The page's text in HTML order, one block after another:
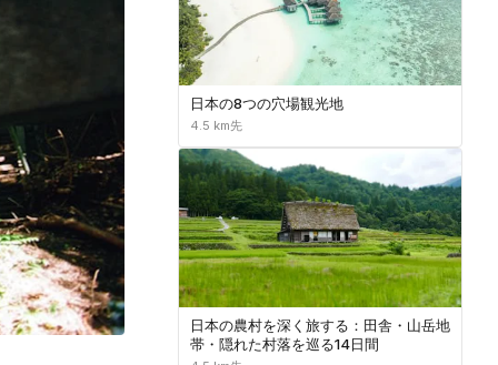
日本の8つの穴場観光地
4.5 km先
日本の農村を深く旅する：田舎・山岳地
帯・隠れた村落を巡る14日間